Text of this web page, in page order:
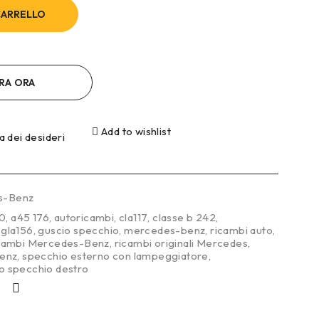
ORA
dei desideri
Add to wishlist
Benz
,a45 176, autoricambi,cla117,classe b 242,
gla156,guscio specchio,mercedes-benz,ricambi auto,
Mercedes-Benz, ricambi originali Mercedes,
,specchio esterno con lampeggiatore,
specchio destro